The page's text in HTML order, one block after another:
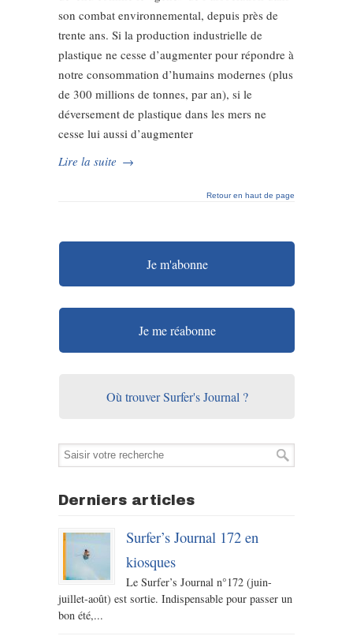
son combat environnemental, depuis près de
trente ans. Si la production industrielle de
plastique ne cesse d’augmenter pour répondre à
notre consommation d’humains modernes (plus
de 300 millions de tonnes, par an), si le
déversement de plastique dans les mers ne
cesse lui aussi d’augmenter
Lire la suite →
Retour en haut de page
Je m'abonne
Je me réabonne
Où trouver Surfer's Journal ?
Derniers articles
Surfer’s Journal 172 en
kiosques
Le Surfer’s Journal n°172 (juin-
juillet-août) est sortie. Indispensable pour passer un
bon été,...